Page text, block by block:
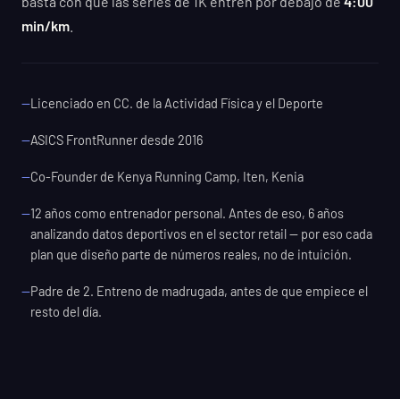
min/km
Licenciado en CC. de la Actividad Física y el Deporte
ASICS FrontRunner desde 2016
Co-Founder de Kenya Running Camp, Iten, Kenia
12 años como entrenador personal. Antes de eso, 6 años
analizando datos deportivos en el sector retail — por eso cada
plan que diseño parte de números reales, no de intuición.
Padre de 2. Entreno de madrugada, antes de que empiece el
resto del día.